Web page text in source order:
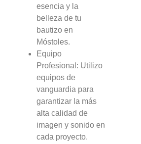
esencia y la
belleza de tu
bautizo en
Móstoles.
Equipo
Profesional: Utilizo
equipos de
vanguardia para
garantizar la más
alta calidad de
imagen y sonido en
cada proyecto.